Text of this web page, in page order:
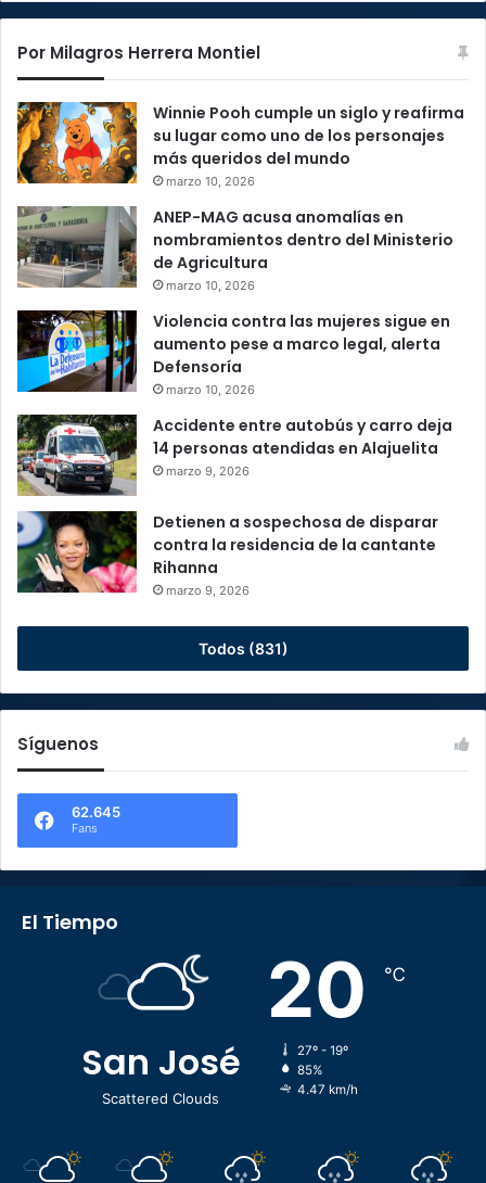
Por Milagros Herrera Montiel
Winnie Pooh cumple un siglo y reafirma
su lugar como uno de los personajes
más queridos del mundo
marzo 10, 2026
ANEP-MAG acusa anomalías en
nombramientos dentro del Ministerio
de Agricultura
marzo 10, 2026
Violencia contra las mujeres sigue en
aumento pese a marco legal, alerta
Defensoría
marzo 10, 2026
Accidente entre autobús y carro deja
14 personas atendidas en Alajuelita
marzo 9, 2026
Detienen a sospechosa de disparar
contra la residencia de la cantante
Rihanna
marzo 9, 2026
Todos (831)
Síguenos
62.645
Fans
El Tiempo
San José
Scattered Clouds
20 ℃
27º - 19º
85%
4.47 km/h